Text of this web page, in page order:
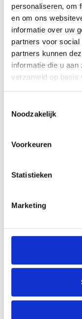
personaliseren, om
en om ons
informatie over uw
partners voor
partners kunnen
informatie die u
verzameld op basis
Noodzakelijk
Voorkeuren
Statistieken
Marketing